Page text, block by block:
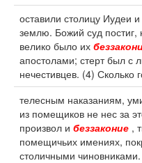
оставили столицу Иудеи
землю. Божий суд постиг,
велико было их
апостолами; стерт был с
нечестивцев. (4) Сколько
телесным наказаниям,
из помещиков не нес за
произвол и беззаконие ,
помещичьих имениях,
столичными